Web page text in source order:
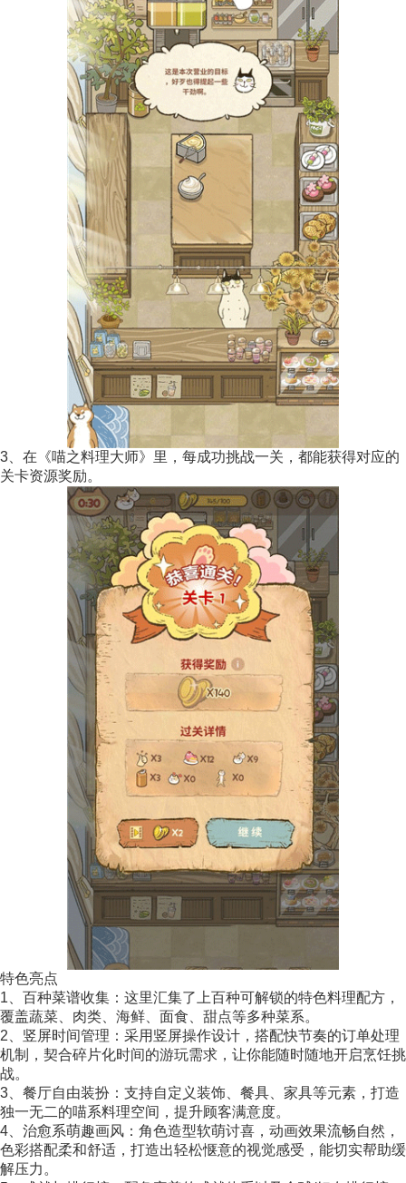
3、在《喵之料理大师》里，每成功挑战一关，都能获得对应的
关卡资源奖励。
特色亮点
1、百种菜谱收集：这里汇集了上百种可解锁的特色料理配方，
覆盖蔬菜、肉类、海鲜、面食、甜点等多种菜系。
2、竖屏时间管理：采用竖屏操作设计，搭配快节奏的订单处理
机制，契合碎片化时间的游玩需求，让你能随时随地开启烹饪挑
战。
3、餐厅自由装扮：支持自定义装饰、餐具、家具等元素，打造
独一无二的喵系料理空间，提升顾客满意度。
4、治愈系萌趣画风：角色造型软萌讨喜，动画效果流畅自然，
色彩搭配柔和舒适，打造出轻松惬意的视觉感受，能切实帮助缓
解压力。